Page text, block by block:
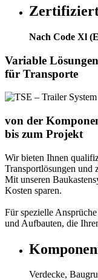
Nach Code Xl
Variable Lösungen
für Transporte
von der
bis zum Projekt
Wir bieten Ihnen
Transportlösungen und
Mit unseren
Kosten sparen.
Für spezielle
und Aufbauten, die
Verdecke,